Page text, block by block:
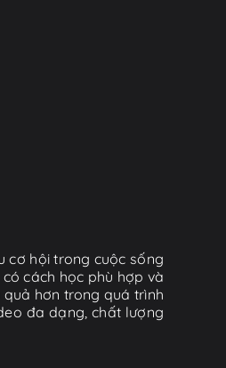
cơ hội trong cuộc sống
cách học phù hợp và
hơn trong quá trình
đa dạng, chất lượng